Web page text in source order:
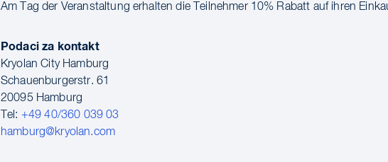
Am Tag der Veranstaltung erhalten die Teilnehmer 10% Rabatt auf ihren
Podaci za kontakt
Kryolan City Hamburg
Schauenburgerstr. 61
20095 Hamburg
Tel: +49 40/360 039 03
hamburg@kryolan.com